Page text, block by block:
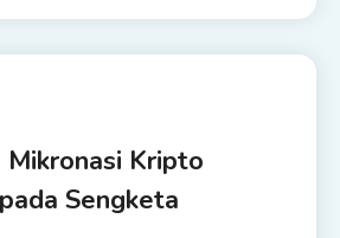
Mikronasi Kripto
Sengketa